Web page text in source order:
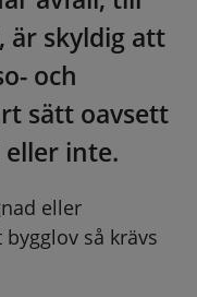
är skyldig att
och
sätt oavsett
inte.
eller
så krävs